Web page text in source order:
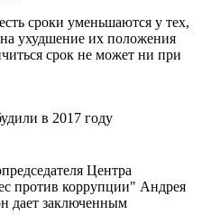
сроки уменьшаются у тех,
ухудшение их положения
срок не может ни при
в 2017 году
Центра
против коррупции" Андрея
дает заключенным